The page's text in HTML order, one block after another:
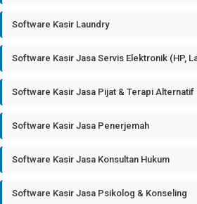
Software Kasir Laundry
Software Kasir Jasa Servis Elektronik (HP,
Software Kasir Jasa Pijat & Terapi Alternatif
Software Kasir Jasa Penerjemah
Software Kasir Jasa Konsultan Hukum
Software Kasir Jasa Psikolog & Konseling